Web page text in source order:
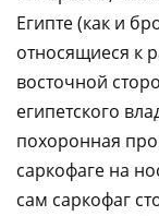
Египте (как и
относящиеся к
восточной
египетского
похоронная
саркофаге на
сам саркофаг